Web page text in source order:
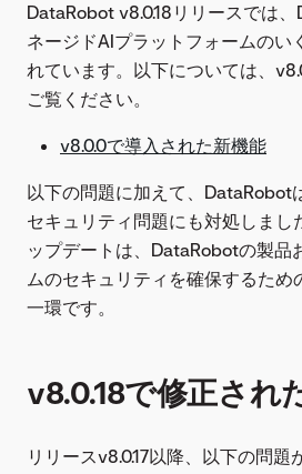
DataRobot v8.0.18リリースでは
ネージドAIプラットフォームのい
れています。以下については、
ご覧ください。
v8.0.0で導入された新機能
以下の問題に加えて、DataRobot
セキュリティ問題にも対処しま
ップデートは、DataRobotの製品
ムのセキュリティを確保するため
一環です。
v8.0.18で修正され
リリースv8.0.17以降、以下の問題